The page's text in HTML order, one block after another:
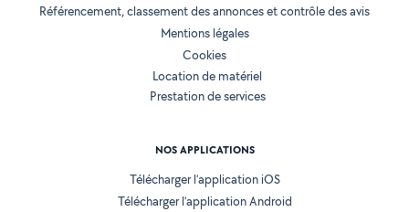
Référencement, classement des annonces et contrôle des avis
Mentions légales
Cookies
Location de matériel
Prestation de services
NOS APPLICATIONS
Télécharger l’application iOS
Télécharger l’application Android